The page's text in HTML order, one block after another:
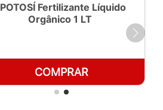
POTOSÍ Fertilizante Líquido
Orgânico 1 LT
COMPRAR